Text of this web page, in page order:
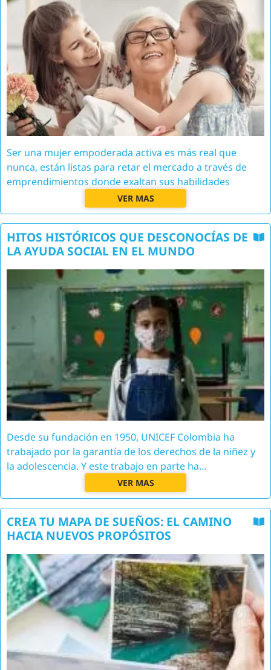
Ser una mujer empoderada activa es más real que
nunca, están listas para retar el mercado a través de
emprendimientos donde exaltan sus habilidades
VER MAS
HITOS HISTÓRICOS QUE DESCONOCÍAS DE
LA AYUDA SOCIAL EN EL MUNDO
Desde su fundación en 1950, UNICEF Colombia ha
trabajado por la garantía de los derechos de la niñez y
la adolescencia. Y este trabajo en parte ha…
VER MAS
CREA TU MAPA DE SUEÑOS: EL CAMINO
HACIA NUEVOS PROPÓSITOS
Image